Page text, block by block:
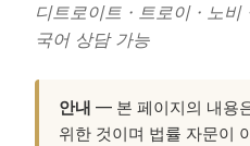
디트로이트 · 트로이 · 노비
국어 상담 가능
안내 — 본 페이지의 내용
위한 것이며 법률 자문이